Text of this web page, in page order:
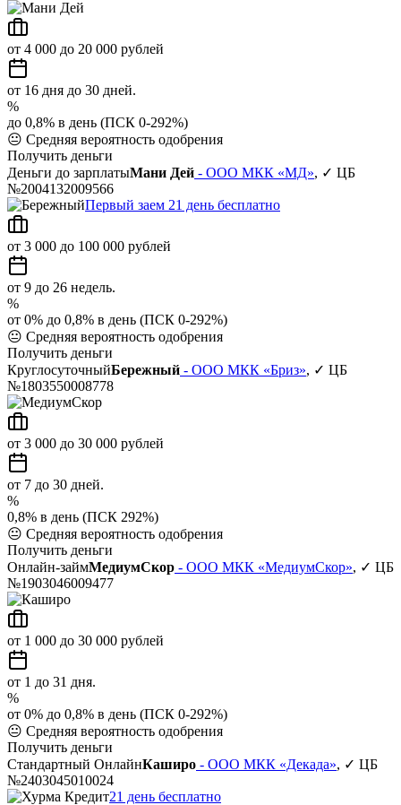
от 4 000 до 20 000 рублей
от 16 дня до 30 дней.
%
до 0,8% в день (ПСК 0-292%)
😐 Средняя вероятность одобрения
Получить деньги
Деньги до зарплатыМани Дей - ООО МКК «МД», ✓ ЦБ
№2004132009566
Первый заем 21 день бесплатно
от 3 000 до 100 000 рублей
от 9 до 26 недель.
%
от 0% до 0,8% в день (ПСК 0-292%)
😐 Средняя вероятность одобрения
Получить деньги
КруглосуточныйБережный - ООО МКК «Бриз», ✓ ЦБ
№1803550008778
от 3 000 до 30 000 рублей
от 7 до 30 дней.
%
0,8% в день (ПСК 292%)
😐 Средняя вероятность одобрения
Получить деньги
Онлайн-займМедиумСкор - ООО МКК «МедиумСкор», ✓ ЦБ
№1903046009477
от 1 000 до 30 000 рублей
от 1 до 31 дня.
%
от 0% до 0,8% в день (ПСК 0-292%)
😐 Средняя вероятность одобрения
Получить деньги
Стандартный ОнлайнКаширо - ООО МКК «Декада», ✓ ЦБ
№2403045010024
21 день бесплатно